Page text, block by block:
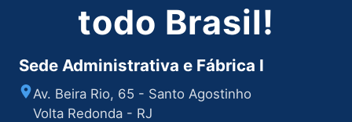
todo Brasil!
Sede Administrativa e Fábrica I
Av. Beira Rio, 65 - Santo Agostinho
Volta Redonda - RJ